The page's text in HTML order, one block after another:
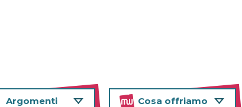
Argomenti Cosa offriamo